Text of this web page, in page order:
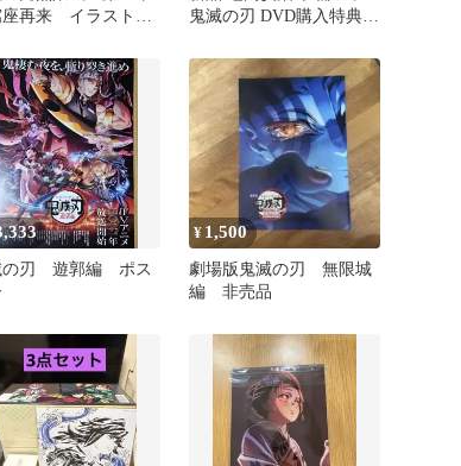
座再来 イラストカ
封 非売品
鬼滅の刃 DVD購入特典ア
の刃 遊郭編 ポス
¥ 1,500
劇場版鬼滅の刃 無限城
編 非売品